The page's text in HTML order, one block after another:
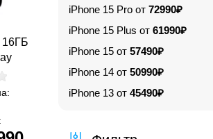
16ГБ
iPhone 15 Pro от 72990₽
iPhone 15 Plus от 61990₽
iPhone 15 от 57490₽
iPhone 14 от 50990₽
iPhone 13 от 45490₽